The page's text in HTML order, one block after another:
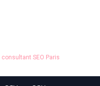
consultant SEO Paris